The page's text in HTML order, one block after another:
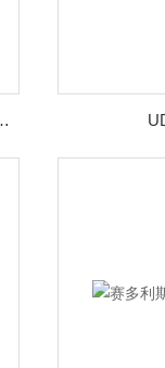
全温振荡培养箱